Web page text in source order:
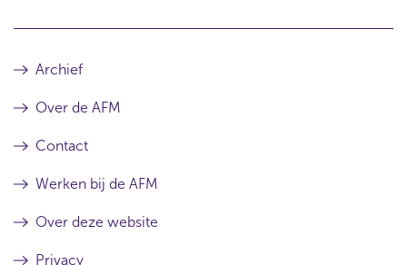
Archief
Over de AFM
Contact
Werken bij de AFM
Over deze website
Privacy